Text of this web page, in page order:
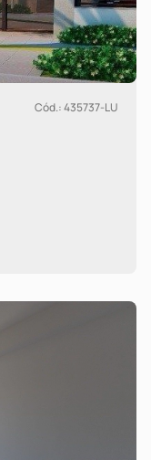
Cód.: 435737-LU